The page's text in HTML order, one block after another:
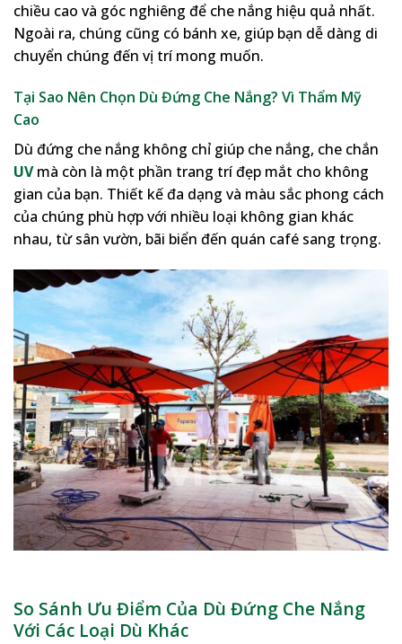
chiều cao và góc nghiêng để che nắng hiệu quả nhất.
Ngoài ra, chúng cũng có bánh xe, giúp bạn dễ dàng di
chuyển chúng đến vị trí mong muốn.
Tại Sao Nên Chọn Dù Đứng Che Nắng? Vì Thẩm Mỹ
Cao
Dù đứng che nắng không chỉ giúp che nắng, che chắn
UVmà còn là một phần trang trí đẹp mắt cho không
gian của bạn. Thiết kế đa dạng và màu sắc phong cách
của chúng phù hợp với nhiều loại không gian khác
nhau, từ sân vườn, bãi biển đến quán café sang trọng.
So Sánh Ưu Điểm Của Dù Đứng Che Nắng
Với Các Loại Dù Khác